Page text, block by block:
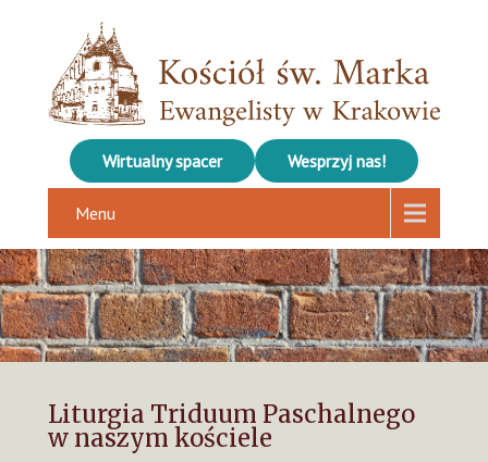
Wirtualny spacer Wesprzyj nas!
Menu
Liturgia Triduum Paschalnego
w naszym kościele